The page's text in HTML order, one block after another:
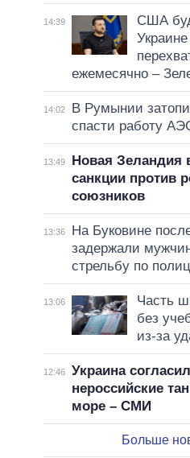
14:39
США
ежемесячно –
14:02
В Румынии
спасти работу
13:49
Новая Зеландия
санкции против
союзников
13:36
На Буковине
задержали
стрельбу по
13:06
Часть
без
из-за
12:46
Украина
нероссийские
море – СМИ
Больше